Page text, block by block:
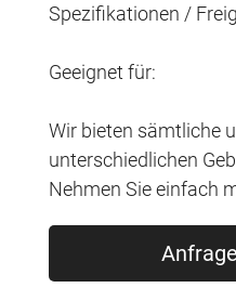
Spezifikationen /
Geeignet für:
Wir bieten sämtliche
unterschiedlichen
Nehmen Sie einfach